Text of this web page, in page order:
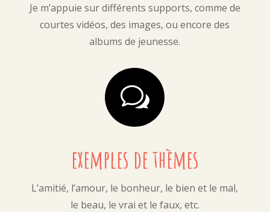
Je m’appuie sur différents supports, comme de
courtes vidéos, des images, ou encore des
albums de jeunesse.
w
exemples de thèmes
L’amitié, l’amour, le bonheur, le bien et le mal,
le beau, le vrai et le faux, etc.